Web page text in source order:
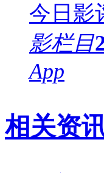
今日影
影栏目
App
相关资